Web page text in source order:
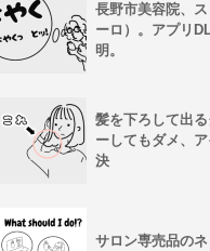
長野市美容院、
ーロ）。アプリ
明。
髪を下ろして出
ーしてもダメ、
決
サロン専売品の